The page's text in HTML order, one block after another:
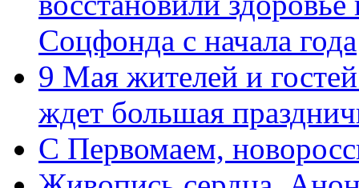
Соцфонда с начала года
9 Мая жителей и
ждет большая
C Первомаем,